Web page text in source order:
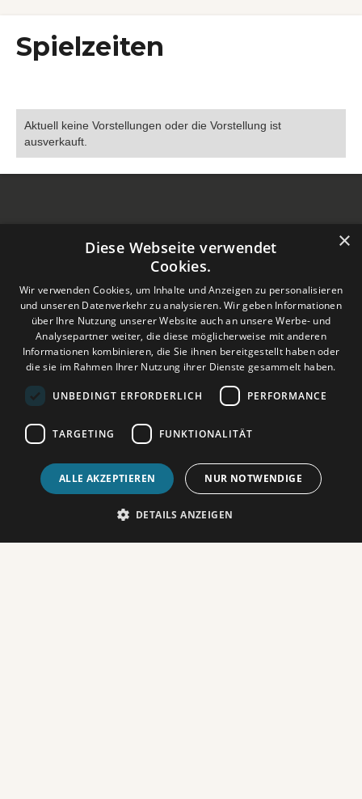
Spielzeiten
Aktuell keine Vorstellungen oder die Vorstellung ist
ausverkauft.
Dieses Video wird erst angezeigt, wenn Sie
Funktionalitäts‑Cookies akzeptiert haben.
Cookie Settings
FILMHIGHLIGHTS DIESEN
MONAT
×
Diese Webseite verwendet
Cookies.
Wir verwenden Cookies, um Inhalte und Anzeigen zu personalisieren
und unseren Datenverkehr zu analysieren. Wir geben Informationen
über Ihre Nutzung unserer Website auch an unsere Werbe- und
Analysepartner weiter, die diese möglicherweise mit anderen
Informationen kombinieren, die Sie ihnen bereitgestellt haben oder
die sie im Rahmen Ihrer Nutzung ihrer Dienste gesammelt haben.
UNBEDINGT ERFORDERLICH PERFORMANCE
TARGETING FUNKTIONALITÄT
ALLE AKZEPTIEREN NUR NOTWENDIGE
DETAILS ANZEIGEN